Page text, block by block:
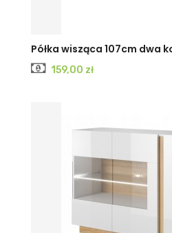
Półka wisząca 107cm dwa
Cena
159,00 zł